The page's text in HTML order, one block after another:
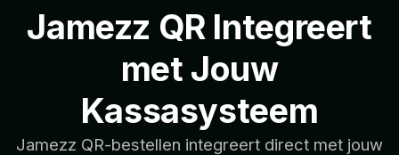
Jamezz QR Integreert
met Jouw
Kassasysteem
Jamezz QR-bestellen integreert direct met jouw